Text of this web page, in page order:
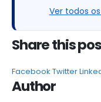
Ver todos
Share this
Facebook Twitter
Author